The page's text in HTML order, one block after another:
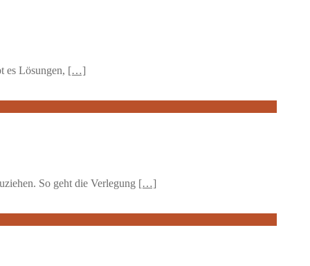
es Lösungen, […]
So geht die Verlegung […]